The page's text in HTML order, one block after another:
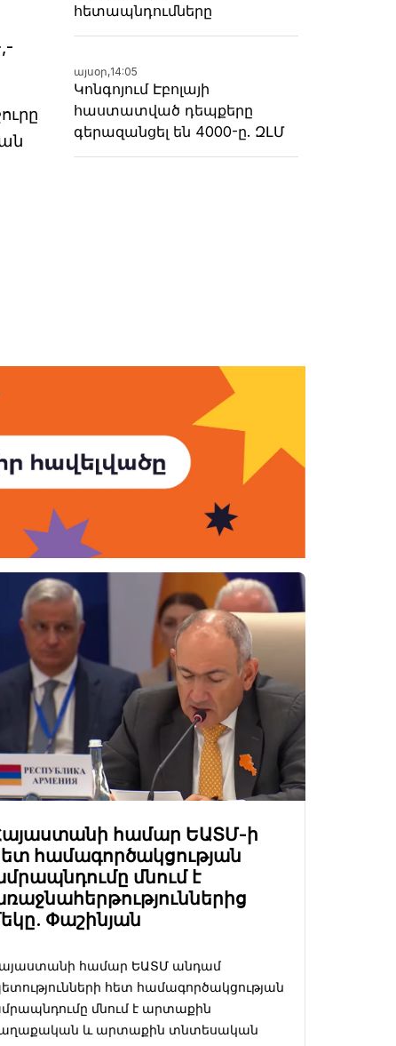
հետապնդումները
այսօր,14:05
Կոնգոյում Էբոլայի
հաստատված դեպքերը
գերազանցել են 4000-ը. ԶԼՄ
համար ԵԱՏՄ-ի
համագործակցության
մնում է
Փաշինյան
համար ԵԱՏՄ անդամ
հետ համագործակցության
մնում է արտաքին
և արտաքին տնտեսական